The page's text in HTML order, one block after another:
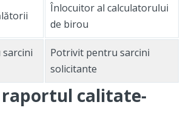
Înlocuitor al calculatorului
de birou
Potrivit pentru sarcini
solicitante
raportul calitate-